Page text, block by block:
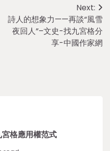
Next:
詩人的想象力——再談“風雪
夜回人”–文史-找九宮格分
享-中國作家網
格應用權范式